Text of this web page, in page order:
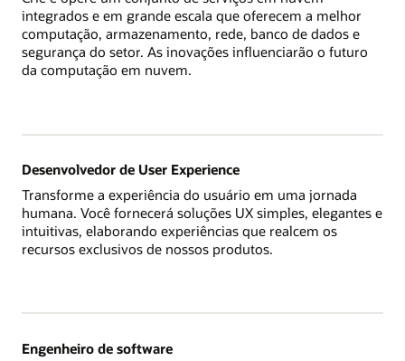
integrados e em grande escala que oferecem a melhor
computação, armazenamento, rede, banco de dados e
segurança do setor. As inovações influenciarão o futuro
da computação em nuvem.
Desenvolvedor de User Experience
Transforme a experiência do usuário em uma jornada
humana. Você fornecerá soluções UX simples, elegantes e
intuitivas, elaborando experiências que realcem os
recursos exclusivos de nossos produtos.
Engenheiro de software